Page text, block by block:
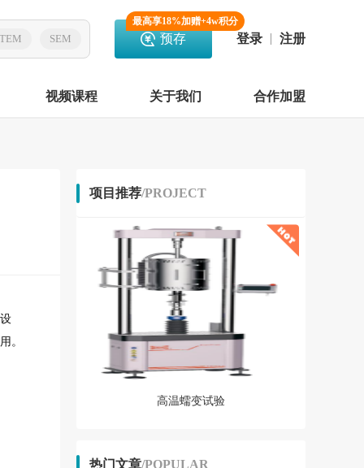
TEM SEM
最高享18%加赠+4w积分
预存 登录 注册
视频课程 关于我们 合作加盟
。
项目推荐/PROJECT
高温蠕变试验
热门文章/POPULAR